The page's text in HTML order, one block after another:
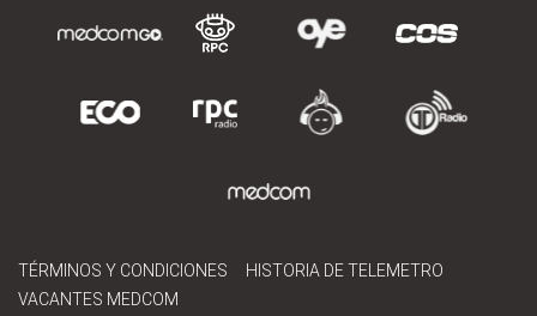
TÉRMINOS Y CONDICIONES
HISTORIA DE TELEMETRO
VACANTES MEDCOM